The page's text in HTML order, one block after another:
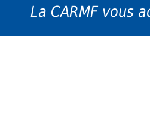
La CARMF vous